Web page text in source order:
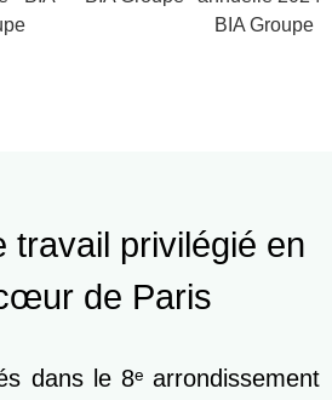
travail privilégié en
de Paris
dans le 8ᵉ arrondissement